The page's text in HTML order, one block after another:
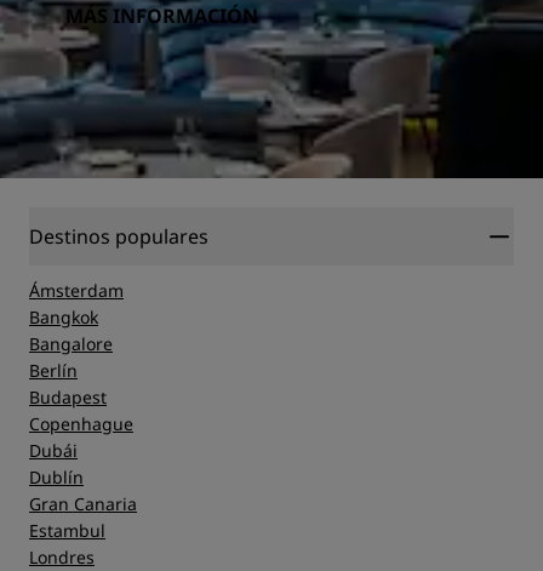
MÁS INFORMACIÓN
Destinos populares
Ámsterdam
Bangkok
Bangalore
Berlín
Budapest
Copenhague
Dubái
Dublín
Gran Canaria
Estambul
Londres